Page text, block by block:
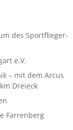
des Sportflieger-
e.V.
– mit dem Arcus
Dreieck
Farrenberg